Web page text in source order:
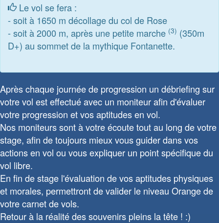
Le vol se fera :
- soit à 1650 m décollage du col de Rose
- soit à 2000 m, après une petite marche (3) (350m
D+) au sommet de la mythique Fontanette.
Après chaque journée de progression un débriefing sur
votre vol est effectué avec un moniteur afin d'évaluer
votre progression et vos aptitudes en vol.
Nos moniteurs sont à votre écoute tout au long de votre
stage, afin de toujours mieux vous guider dans vos
actions en vol ou vous expliquer un point spécifique du
vol libre.
En fin de stage l'évaluation de vos aptitudes physiques
et morales, permettront de valider le niveau Orange de
votre carnet de vols.
Retour à la réalité des souvenirs pleins la tête ! :)